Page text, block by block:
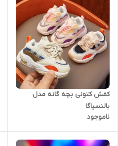
کفش کتونی بچه گانه مدل
بالنسیاگا
ناموجود